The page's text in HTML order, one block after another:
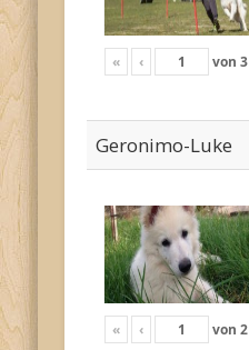
« ‹ von3
Geronimo-Luke
« ‹ von2